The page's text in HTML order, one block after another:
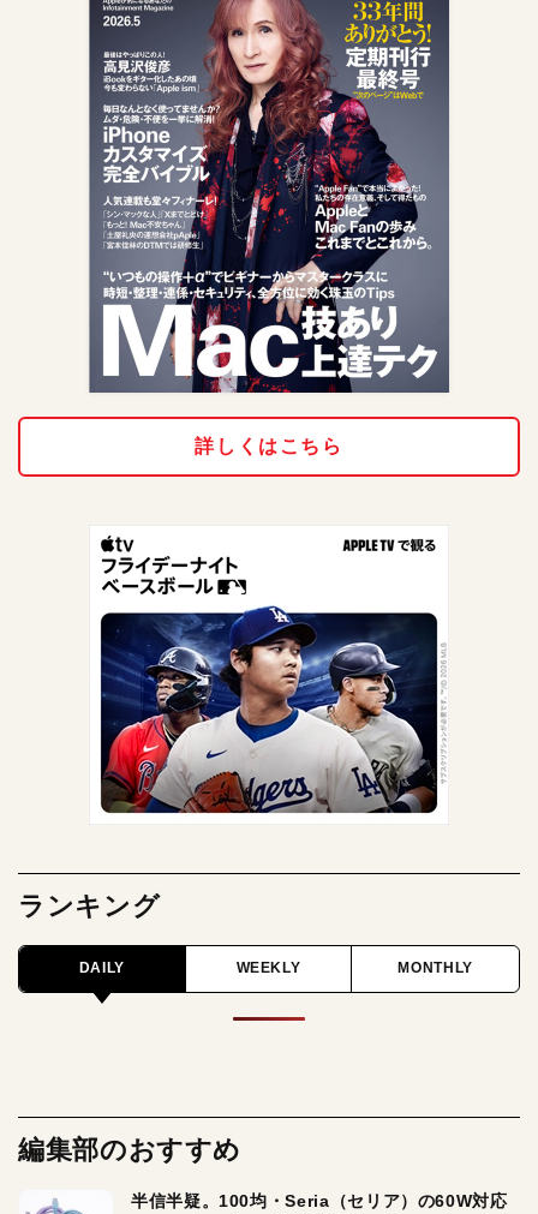
詳しくはこちら
ランキング
DAILY WEEKLY MONTHLY
編集部のおすすめ
半信半疑。100均・Seria（セリア）の60W対応